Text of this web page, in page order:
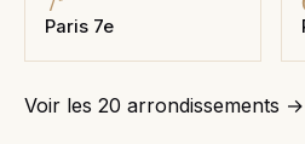
Paris 7e
Voir les 20 arrondissements →